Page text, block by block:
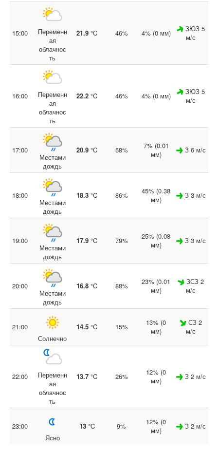
15:00
Переменн
ая
облачнос
ть
21.9 °C 46% 4% (0 мм)
ЗЮЗ 5
м/с
16:00
Переменн
ая
облачнос
ть
22.2 °C 46% 4% (0 мм)
ЗЮЗ 5
м/с
17:00
Местами
дождь
20.9 °C 58%
7% (0.01
мм)
З 6 м/с
18:00
Местами
дождь
18.3 °C 86%
45% (0.38
мм)
З 3 м/с
19:00
Местами
дождь
17.9 °C 79%
25% (0.08
мм)
З 3 м/с
20:00
Местами
дождь
16.8 °C 88%
23% (0.01
мм)
ЗСЗ 2
м/с
21:00
Солнечно
14.5 °C 15%
13% (0
мм)
СЗ 2
м/с
22:00
Переменн
ая
облачнос
ть
13.7 °C 26%
12% (0
мм)
З 2 м/с
23:00
Ясно
13°C 9%
12% (0
мм)
З 2 м/с